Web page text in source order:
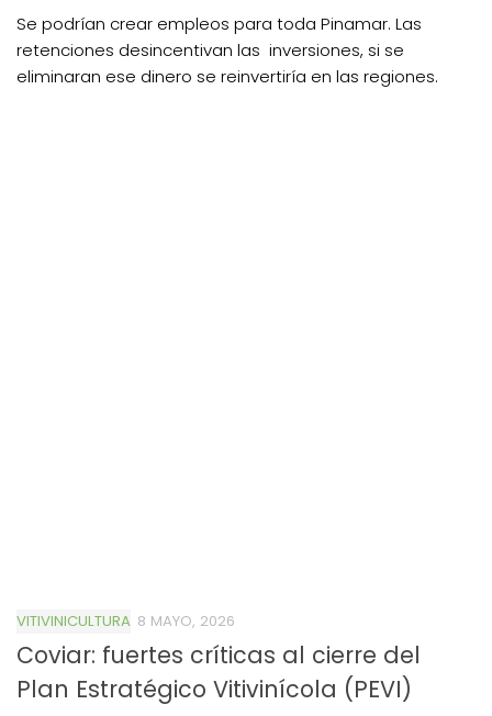
Se podrían crear empleos para toda Pinamar. Las
retenciones desincentivan las inversiones, si se
eliminaran ese dinero se reinvertiría en las regiones.
VITIVINICULTURA 8 MAYO, 2026
Coviar: fuertes críticas al cierre del
Plan Estratégico Vitivinícola (PEVI)